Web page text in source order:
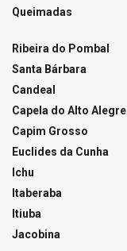
Queimadas
Ribeira do Pombal
Santa Bárbara
Candeal
Capela do Alto Alegre
Capim Grosso
Euclides da Cunha
Ichu
Itaberaba
Itiuba
Jacobina